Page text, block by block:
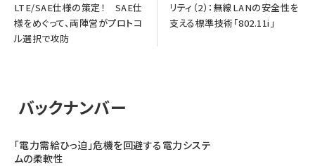
LTE/SAE仕様の策定！ SAE仕
様をめぐって、両陣営がプロトコ
ル選択で攻防
リティ（2）：無線LANの安全性を
支える標準技術「802.11i」
バックナンバー
「電力需給ひっ迫」危機を回避する電力システ
ムの柔軟性